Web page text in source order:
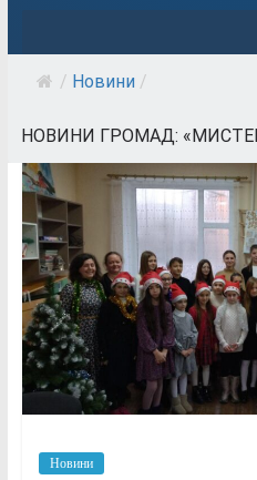
/ Новини /
НОВИНИ ГРОМАД:
Новини